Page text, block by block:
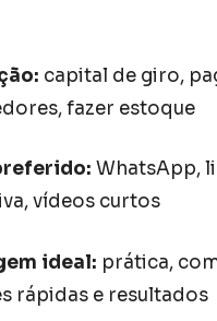
capital de giro,
fazer estoque
WhatsApp,
vídeos curtos
ideal: prática,
rápidas e resultados